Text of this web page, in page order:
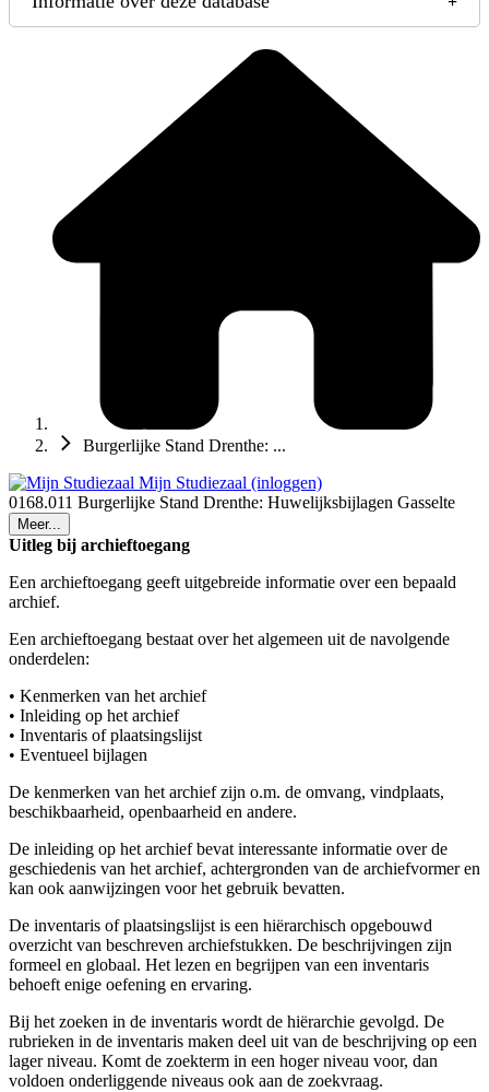
Burgerlijke Stand Drenthe: ...
Mijn Studiezaal (inloggen)
0168.011 Burgerlijke Stand Drenthe: Huwelijksbijlagen Gasselte
Meer...
Uitleg bij archieftoegang
Een archieftoegang geeft uitgebreide informatie over een bepaald
archief.
Een archieftoegang bestaat over het algemeen uit de navolgende
onderdelen:
• Kenmerken van het archief
• Inleiding op het archief
• Inventaris of plaatsingslijst
• Eventueel bijlagen
De kenmerken van het archief zijn o.m. de omvang, vindplaats,
beschikbaarheid, openbaarheid en andere.
De inleiding op het archief bevat interessante informatie over de
geschiedenis van het archief, achtergronden van de archiefvormer en
kan ook aanwijzingen voor het gebruik bevatten.
De inventaris of plaatsingslijst is een hiërarchisch opgebouwd
overzicht van beschreven archiefstukken. De beschrijvingen zijn
formeel en globaal. Het lezen en begrijpen van een inventaris
behoeft enige oefening en ervaring.
Bij het zoeken in de inventaris wordt de hiërarchie gevolgd. De
rubrieken in de inventaris maken deel uit van de beschrijving op een
lager niveau. Komt de zoekterm in een hoger niveau voor, dan
voldoen onderliggende niveaus ook aan de zoekvraag.